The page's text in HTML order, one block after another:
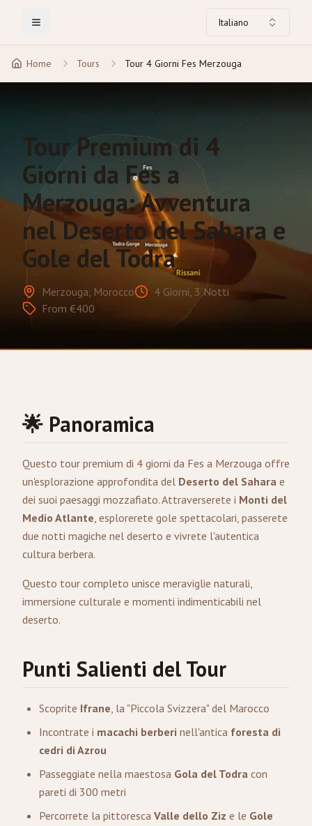
Toggle Menu Italiano
Home Tours Tour 4 Giorni Fes Merzouga
Tour Premium di 4
Giorni da Fes a
Merzouga: Avventura
nel Deserto del Sahara e
Gole del Todra
Merzouga, Morocco
4 Giorni, 3 Notti
From €400
🌟 Panoramica
Questo tour premium di 4 giorni da Fes a Merzouga offre
un'esplorazione approfondita del Deserto del Sahara e
dei suoi paesaggi mozzafiato. Attraverserete i Monti del
Medio Atlante, esplorerete gole spettacolari, passerete
due notti magiche nel deserto e vivrete l'autentica
cultura berbera.
Questo tour completo unisce meraviglie naturali,
immersione culturale e momenti indimenticabili nel
deserto.
Punti Salienti del Tour
Scoprite Ifrane, la "Piccola Svizzera" del Marocco
Incontrate i macachi berberi nell'antica foresta di
cedri di Azrou
Passeggiate nella maestosa Gola del Todra con
pareti di 300 metri
Percorrete la pittoresca Valle dello Ziz e le Gole